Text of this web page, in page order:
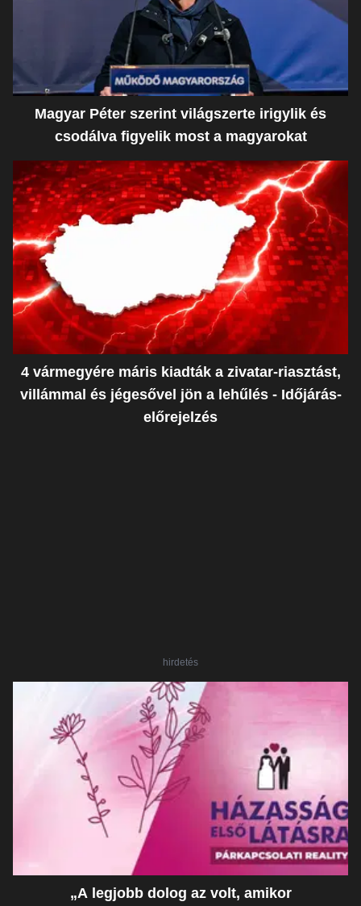
Magyar Péter szerint világszerte irigylik és
csodálva figyelik most a magyarokat
4 vármegyére máris kiadták a zivatar-riasztást,
villámmal és jégesővel jön a lehűlés - Időjárás-
előrejelzés
hirdetés
„A legjobb dolog az volt, amikor